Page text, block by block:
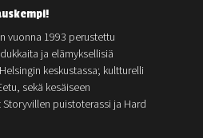
vuonna 1993 perustettu
ja elämyksellisiä
keskustassa; kultturelli
sekä kesäiseen
puistoterassi ja Hard